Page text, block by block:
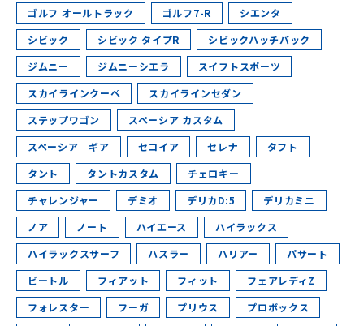
ゴルフ オールトラック
ゴルフ7-R
シエンタ
シビック
シビック タイプR
シビックハッチバック
ジムニー
ジムニーシエラ
スイフトスポーツ
スカイラインクーペ
スカイラインセダン
ステップワゴン
スペーシア カスタム
スペーシア ギア
セコイア セレナ
タフト
タント
タントカスタム
チェロキー
チャレンジャー
デミオ デリカD:5
デリカミニ
ノア
ノート ハイエース
ハイラックス
ハイラックスサーフ
ハスラー ハリアー
パサート
ビートル
フィアット フィット
フェアレディZ
フォレスター
フーガ プリウス
プロボックス